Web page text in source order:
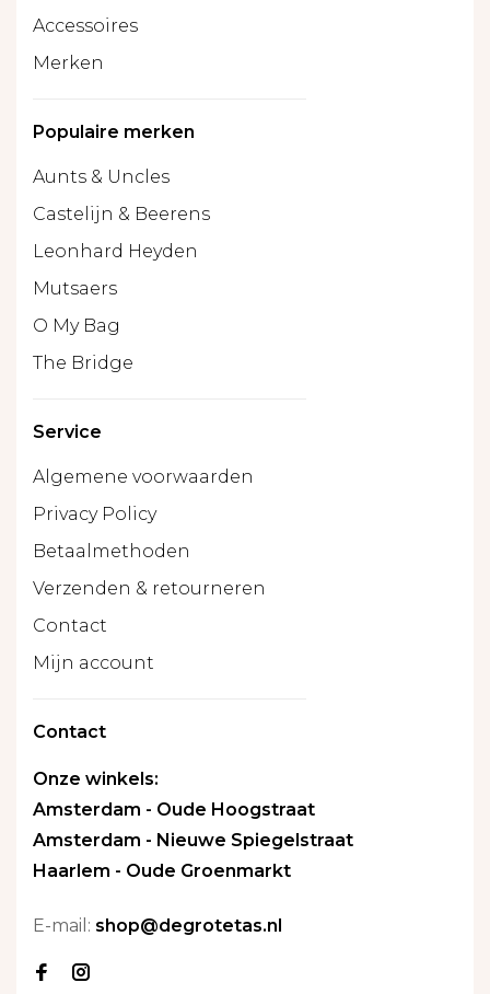
Accessoires
Merken
Populaire merken
Aunts & Uncles
Castelijn & Beerens
Leonhard Heyden
Mutsaers
O My Bag
The Bridge
Service
Algemene voorwaarden
Privacy Policy
Betaalmethoden
Verzenden & retourneren
Contact
Mijn account
Contact
Onze winkels:
Amsterdam - Oude Hoogstraat
Amsterdam - Nieuwe Spiegelstraat
Haarlem - Oude Groenmarkt
E-mail: shop@degrotetas.nl